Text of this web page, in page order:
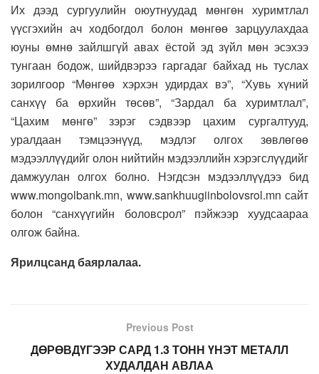
Их дээд сургуулийн оюутнуудад мөнгөн хуримтлал
үүсгэхийн ач ходбогдол болон мөнгөө зарцуулахдаа
юуны өмнө зайлшгүй авах ёстой эд зүйл мөн эсэхээ
тунгаан бодож, шийдвэрээ гаргадаг байхад нь туслах
зорилгоор “Мөнгөө хэрхэн удирдах вэ”, “Хувь хүний
санхүү ба өрхийн төсөв”, “Зардал ба хуримтлал”,
“Цахим мөнгө” зэрэг сэдвээр цахим сургалтууд,
уралдаан тэмцээнүүд, мэдлэг олгох зөвлөгөө
мэдээллүүдийг олон нийтийн мэдээллийн хэрэгслүүдийг
дамжуулан олгох болно. Нэгдсэн мэдээллүүдээ бид
www.mongolbank.mn, www.sankhuugiinbolovsrol.mn сайт
болон “санхүүгийн боловсрол” пэйжээр хуудсаараа
олгож байна.
Ярилцсанд баярлалаа.
Previous Post
ДӨРӨВДҮГЭЭР САРД 1.3 ТОНН ҮНЭТ МЕТАЛЛ
ХУДАЛДАН АВЛАА